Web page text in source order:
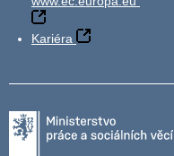
Kariéra